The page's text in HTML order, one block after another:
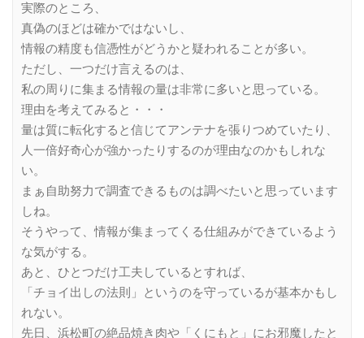
実際のところ、
真偽のほどは確かではないし、
情報の精度も信憑性がどうかと疑われることが多い。
ただし、一つだけ言えるのは、
私の周りに集まる情報の量は非常に多いと思っている。
理由を考えてみると・・・
量は質に転化すると信じてアンテナを張りつめていたり、
人一倍好奇心が強かったりするのが理由なのかもしれな
い。
まぁ自助努力で調査できるものは調べたいと思っています
しね。
そうやって、情報が集まってくる仕組みができているよう
な気がする。
あと、ひとつだけ工夫しているとすれば、
「チョイ出しの法則」というのを守っているが基本かもし
れない。
先日、浜松町の絶品焼き肉や「くにもと」にお邪魔したと